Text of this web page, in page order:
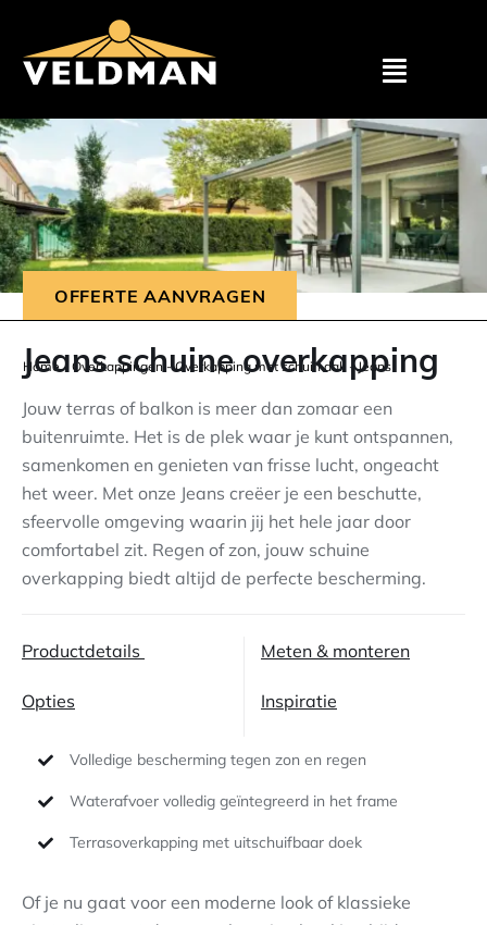
Particulier
Zakelijk
Showroom
Contact
OFFERTE AANVRAGEN
Home- Overkappingen -Overkapping met schuin dak -Jeans
Jeans schuine overkapping
Jouw terras of balkon is meer dan zomaar een
buitenruimte. Het is de plek waar je kunt ontspannen,
samenkomen en genieten van frisse lucht, ongeacht
het weer. Met onze Jeans creëer je een beschutte,
sfeervolle omgeving waarin jij het hele jaar door
comfortabel zit. Regen of zon, jouw schuine
overkapping biedt altijd de perfecte bescherming.
Productdetails
Opties
Meten & monteren
Inspiratie
Volledige bescherming tegen zon en regen
Waterafvoer volledig geïntegreerd in het frame
Terrasoverkapping met uitschuifbaar doek
Of je nu gaat voor een moderne look of klassieke